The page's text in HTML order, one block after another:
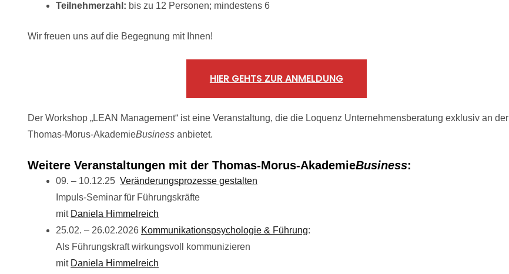
Teilnehmerzahl: bis zu 12 Personen; mindestens 6
Wir freuen uns auf die Begegnung mit Ihnen!
HIER GEHTS ZUR ANMELDUNG
Der Workshop „LEAN Management“ ist eine Veranstaltung, die die Loquenz Unternehmensberatung exklusiv an der
Thomas-Morus-AkademieBusiness anbietet.
Weitere Veranstaltungen mit der Thomas-Morus-AkademieBusiness:
09. – 10.12.25Veränderungsprozesse gestalten
Impuls-Seminar für Führungskräfte
mit Daniela Himmelreich
25.02. – 26.02.2026 Kommunikationspsychologie & Führung:
Als Führungskraft wirkungsvoll kommunizieren
mit Daniela Himmelreich